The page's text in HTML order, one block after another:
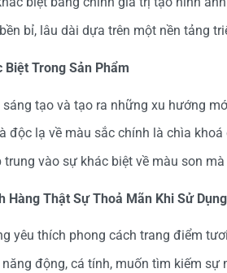
bỉ, lâu dài dựa trên một nền tảng
Trong Sản Phẩm
tạo và tạo ra những xu hướng
độc lạ về màu sắc chính là chìa
trung vào sự khác biệt về màu son
Hàng Thật Sự Thoả Mãn Khi Sử
yêu thích phong cách trang điểm
động, cá tính, muốn tìm kiếm sự